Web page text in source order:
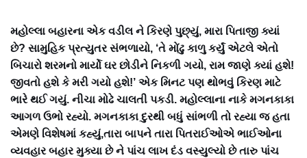
મહોલ્લા બહારના એક વડીલ ને કિરણે પુછ્યું, મારા પિતાજી ક્યાં
છે? સામુહિક પ્રત્યુતર સંભળાયો, ‘તે મોંઢુ કાળુ કર્યું એટલે એતો
બિચારો શરમનો માર્યો ઘર છોડીને નિકળી ગયો, રામ જાણે ક્યાં હશે!
જીવતો હશે કે મરી ગયો હશે!’ એક મિનટ પણ થોભવું કિરણ માટે
ભારે થઈ ગયું. નીચા મોઢે ચાલતી પકડી. મહોલ્લાના નાકે મગનકાકા
આગળ ઉભો રહ્યો. મગનકાકા દુરથી બધું સાંભળી તો રહ્યા જ હતા
એમણે વિશેષમાં કહ્યું,તારા બાપને તારા પિતરાઈઓએ ભાઈઓના
વ્યવહાર બહાર મુક્યા છે ને પાંચ લાખ દંડ વસ્યુલ્યો છે તારુ પાંચ